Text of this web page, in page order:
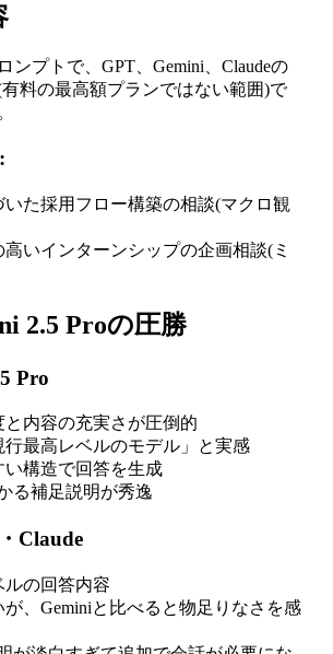
ンプトで、GPT、Gemini、Claudeの
料の最高額プランではない範囲)で
いた採用フロー構築の相談(マクロ観
高いインターンシップの企画相談(ミ
2.5 Proの圧勝
Pro
と内容の充実さが圧倒的
行最高レベルのモデル」と実感
い構造で回答を生成
る補足説明が秀逸
Claude
ルの回答内容
が、Geminiと比べると物足りなさを感